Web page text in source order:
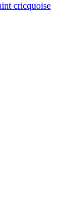
cricquoise